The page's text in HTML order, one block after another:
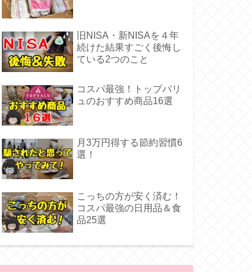
旧NISA・新NISAを４年
続けた結果すごく後悔し
ている2つのこと
コスパ最強！トップバリ
ュのおすすめ商品16選
月3万円得する節約習慣6
選！
こっちの方が安く済む！
コスパ最強の日用品＆食
品25選